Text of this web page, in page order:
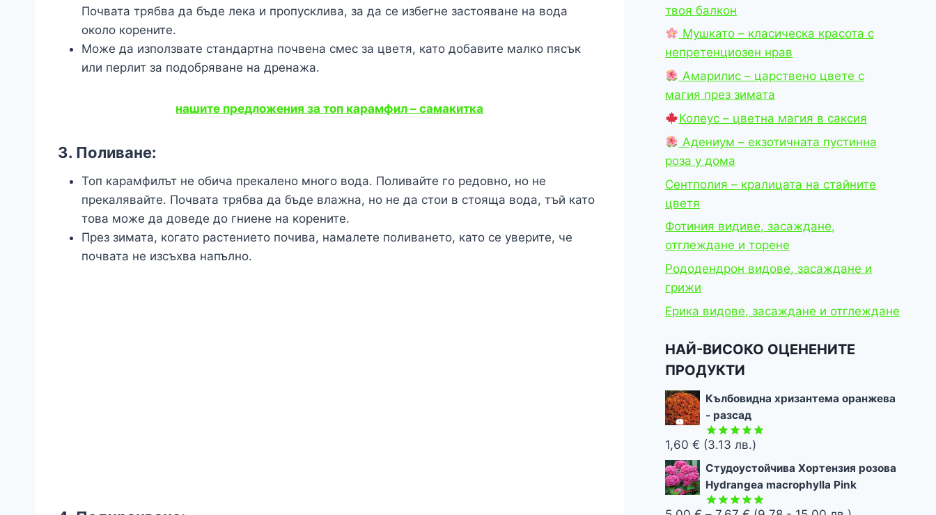
Почвата трябва да бъде лека и пропусклива, за да се избегне застояване на вода
около корените.
Може да използвате стандартна почвена смес за цветя, като добавите малко пясък
или перлит за подобряване на дренажа.
нашите предложения за топ карамфил – самакитка
3. Поливане:
Топ карамфилът не обича прекалено много вода. Поливайте го редовно, но не
прекалявайте. Почвата трябва да бъде влажна, но не да стои в стояща вода, тъй като
това може да доведе до гниене на корените.
През зимата, когато растението почива, намалете поливането, като се уверите, че
почвата не изсъхва напълно.
твоя балкон
Мушкато – класическа красота с
непретенциозен нрав
Амарилис – царствено цвете с
магия през зимата
Колеус – цветна магия в саксия
Адениум – екзотичната пустинна
роза у дома
Сентполия – кралицата на стайните
цветя
Фотиния видиве, засаждане,
отглеждане и торене
Рододендрон видове, засаждане и
грижи
Ерика видове, засаждане и отглеждане
НАЙ-ВИСОКО ОЦЕНЕНИТЕ
ПРОДУКТИ
Кълбовидна хризантема оранжева
- разсад
Оценено с
1,60€ (3.13 лв.)
Студоустойчива Хортензия розова
Hydrangea macrophylla Pink